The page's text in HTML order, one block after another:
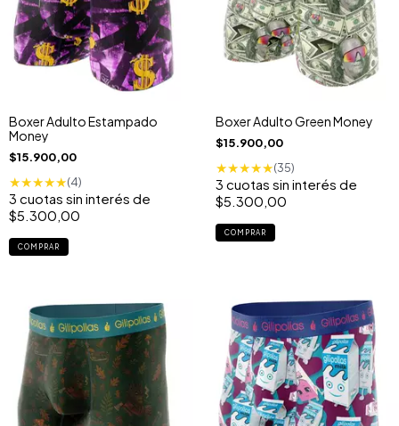
Boxer Adulto Estampado
Money
$15.900,00
★★★★★(4)
3 cuotas sin interés de
$5.300,00
COMPRAR
Boxer Adulto Green Money
$15.900,00
★★★★★(35)
3 cuotas sin interés de
$5.300,00
COMPRAR